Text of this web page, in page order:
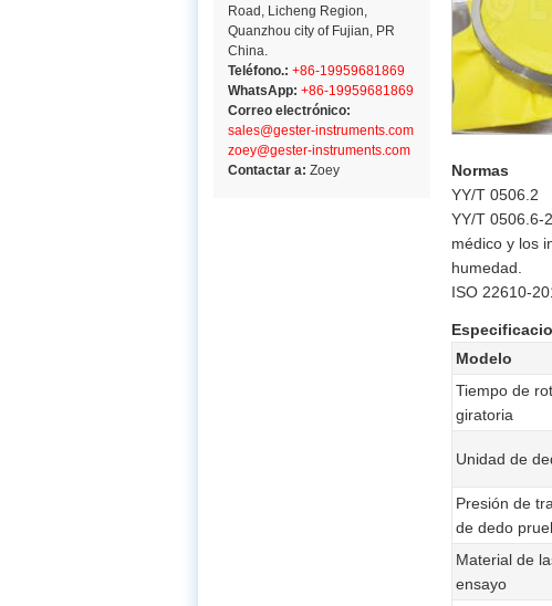
Road, Licheng Region,
Quanzhou city of Fujian, PR
China.
Teléfono.: +86-19959681869
WhatsApp: +86-19959681869
Correo electrónico:
sales@gester-instruments.com
zoey@gester-instruments.com
Contactar a: Zoey
Normas
YY/T 0506.2
YY/T 0506.6-
médico y los
humedad.
ISO 22610-
Modelo
Tiempo de
giratoria
Unidad de
Presión de
de dedo
Material de
ensayo